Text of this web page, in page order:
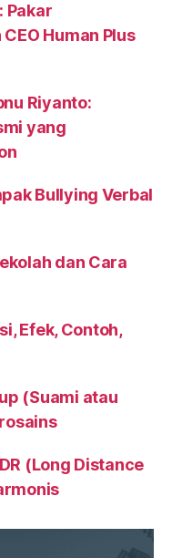
Pakar
Human Plus
Riyanto:
yang
Bullying Verbal
dan Cara
Efek, Contoh,
(Suami atau
(Long Distance